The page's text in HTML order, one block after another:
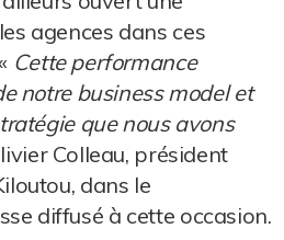
agences dans ces
Cette performance
notre business model et
que nous avons
Colleau, président
dans le
diffusé à cette occasion.